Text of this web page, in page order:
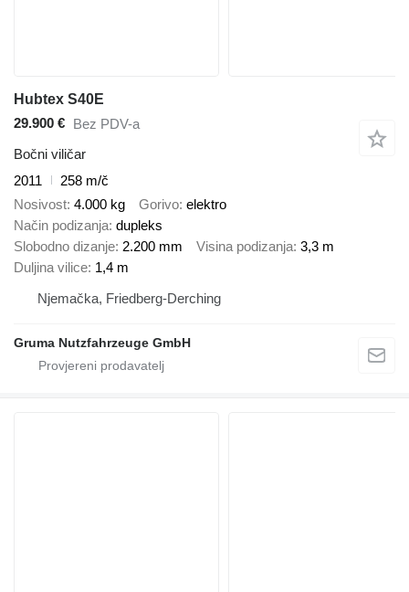
Hubtex S40E
29.900 € Bez PDV-a
Bočni viličar
2011
258 m/č
Nosivost 4.000 kg Gorivo elektro
Način podizanja dupleks
Slobodno dizanje 2.200 mm Visina podizanja 3,3 m
Duljina vilice 1,4 m
Njemačka, Friedberg-Derching
Gruma Nutzfahrzeuge GmbH